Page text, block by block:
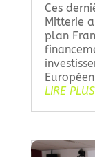
Ces
Mitterie
plan
LIRE PLUS